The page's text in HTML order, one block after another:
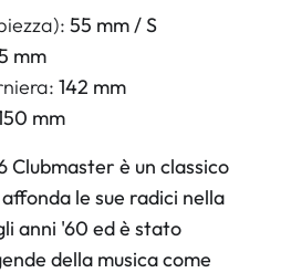
55 mm / S
mm
142 mm
mm
Clubmaster è un classico
le sue radici nella
anni '60 ed è stato
della musica come